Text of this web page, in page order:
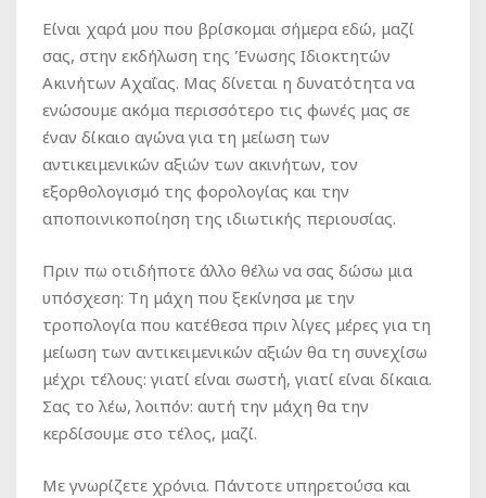
Eίναι χαρά μου που βρίσκομαι σήμερα εδώ, μαζί
σας, στην εκδήλωση της Ένωσης Ιδιοκτητών
Ακινήτων Αχαΐας. Μας δίνεται η δυνατότητα να
ενώσουμε ακόμα περισσότερο τις φωνές μας σε
έναν δίκαιο αγώνα για τη μείωση των
αντικειμενικών αξιών των ακινήτων, τον
εξορθολογισμό της φορολογίας και την
αποποινικοποίηση της ιδιωτικής περιουσίας.
Πριν πω οτιδήποτε άλλο θέλω να σας δώσω μια
υπόσχεση: Τη μάχη που ξεκίνησα με την
τροπολογία που κατέθεσα πριν λίγες μέρες για τη
μείωση των αντικειμενικών αξιών θα τη συνεχίσω
μέχρι τέλους: γιατί είναι σωστή, γιατί είναι δίκαια.
Σας το λέω, λοιπόν: αυτή την μάχη θα την
κερδίσουμε στο τέλος, μαζί.
Με γνωρίζετε χρόνια. Πάντοτε υπηρετούσα και